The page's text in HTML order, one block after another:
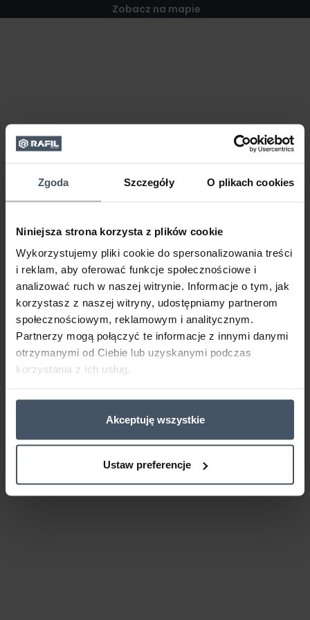
Zgoda Szczegóły O plikach cookies
Niniejsza strona korzysta z plików cookie
Wykorzystujemy pliki cookie do spersonalizowania treści
i reklam, aby oferować funkcje społecznościowe i
analizować ruch w naszej witrynie. Informacje o tym, jak
korzystasz z naszej witryny, udostępniamy partnerom
społecznościowym, reklamowym i analitycznym.
Partnerzy mogą połączyć te informacje z innymi danymi
otrzymanymi od Ciebie lub uzyskanymi podczas
korzystania z ich usług.
Akceptuję wszystkie
Ustaw preferencje
Zobacz na mapie